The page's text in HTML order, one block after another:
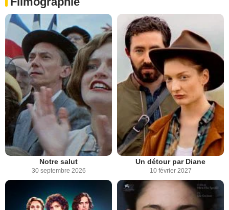
Notre salut
30 septembre 2026
Un détour par Diane
10 février 2027